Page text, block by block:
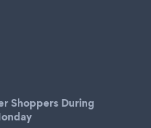
Shoppers During